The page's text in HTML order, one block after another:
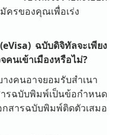
ครของคุณเพื่อเร่ง
ฉบับดิจิทัลจะเพียง
คนเข้าเมืองหรือไม่?
งคนอาจยอมรับสำเนา
ฉบับพิมพ์เป็นข้อกำหนด
กสารฉบับพิมพ์ติดตัวเสมอ